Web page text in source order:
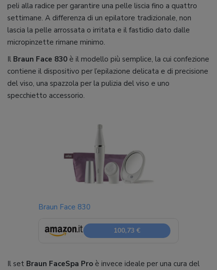
peli alla radice per garantire una pelle liscia fino a quattro
settimane. A differenza di un epilatore tradizionale, non
lascia la pelle arrossata o irritata e il fastidio dato dalle
micropinzette rimane minimo.
Il Braun Face 830 è il modello più semplice, la cui confezione
contiene il dispositivo per l’epilazione delicata e di precisione
del viso, una spazzola per la pulizia del viso e uno
specchietto accessorio.
Braun Face 830
100,73 €
Il set Braun FaceSpa Pro è invece ideale per una cura del